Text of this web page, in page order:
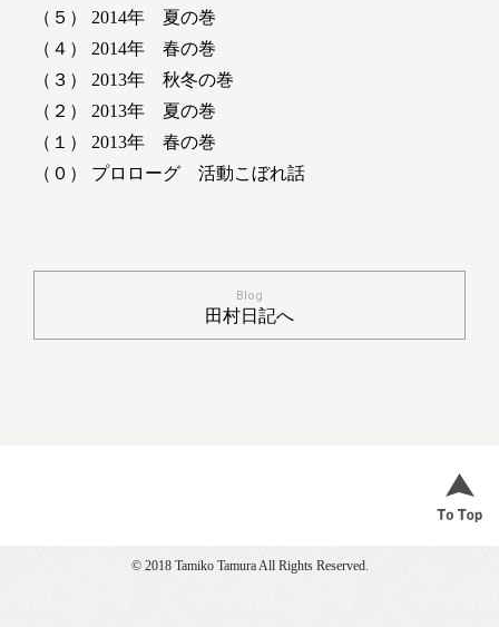
（５） 2014年 夏の巻
（４） 2014年 春の巻
（３） 2013年 秋冬の巻
（２） 2013年 夏の巻
（１） 2013年 春の巻
（０） プロローグ 活動こぼれ話
Blog
田村日記へ
© 2018 Tamiko Tamura All Rights Reserved.